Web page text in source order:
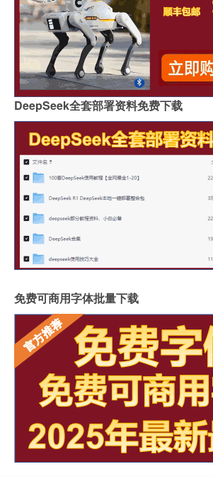
DeepSeek全套部署资料免费下载
免费可商用字体批量下载